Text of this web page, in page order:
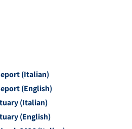
(Italian)
(English)
(Italian)
(English)